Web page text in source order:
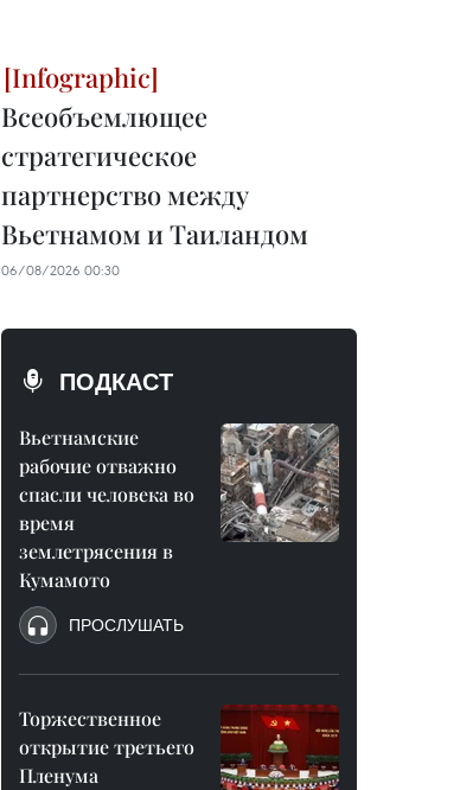
Всеобъемлющее
стратегическое
партнерство между
Вьетнамом и Таиландом
06/08/2026 00:30
ПОДКАСТ
Вьетнамские
рабочие отважно
спасли человека во
время
землетрясения в
Кумамото
ПРОСЛУШАТЬ
Торжественное
открытие третьего
Пленума